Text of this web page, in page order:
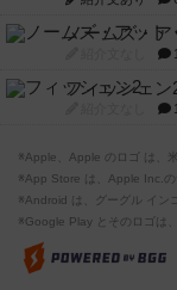
ノームズ・ア
フィッシェン
※Apple、Apple のロゴ は、
※App Store は、Apple Inc.の
※Android は、グーグル イン
※Google Play とそのロゴは